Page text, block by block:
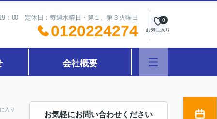
：00 定休日：毎週水曜日・第１、第３火曜日
0120224274 お気に入り
0
会社概要
入り
お気軽にお問い合わせください